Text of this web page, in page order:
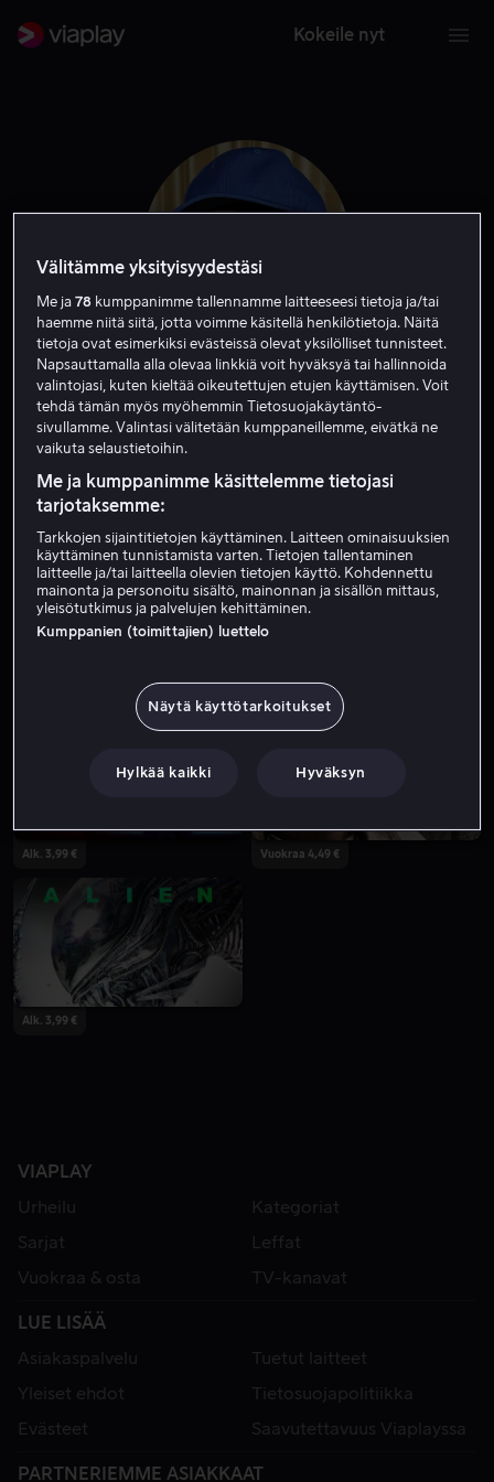
Kokeile nyt
Yaphet Kotto
Alk. 3,99 € Vuokraa 4,49 €
Alk. 3,99 €
VIAPLAY
Urheilu
Kategoriat
Sarjat
Leffat
Vuokraa & osta
TV-kanavat
LUE LISÄÄ
Asiakaspalvelu
Tuetut laitteet
Yleiset ehdot
Tietosuojapolitiikka
Evästeet
Saavutettavuus Viaplayssa
PARTNERIEMME ASIAKKAAT
Välitämme yksityisyydestäsi
Me ja78 kumppanimme tallennamme laitteeseesi tietoja ja/tai
haemme niitä siitä, jotta voimme käsitellä henkilötietoja. Näitä
tietoja ovat esimerkiksi evästeissä olevat yksilölliset tunnisteet.
Napsauttamalla alla olevaa linkkiä voit hyväksyä tai hallinnoida
valintojasi, kuten kieltää oikeutettujen etujen käyttämisen. Voit
tehdä tämän myös myöhemmin Tietosuojakäytäntö-
sivullamme. Valintasi välitetään kumppaneillemme, eivätkä ne
vaikuta selaustietoihin.
Me ja kumppanimme käsittelemme tietojasi
tarjotaksemme:
Tarkkojen sijaintitietojen käyttäminen. Laitteen ominaisuuksien
käyttäminen tunnistamista varten. Tietojen tallentaminen
laitteelle ja/tai laitteella olevien tietojen käyttö. Kohdennettu
mainonta ja personoitu sisältö, mainonnan ja sisällön mittaus,
yleisötutkimus ja palvelujen kehittäminen.
Kumppanien (toimittajien) luettelo
Näytä käyttötarkoitukset
Hylkää kaikki Hyväksyn